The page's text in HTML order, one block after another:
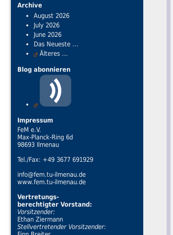
Archive
August 2026
July 2026
June 2026
Das Neueste ...
Älteres ...
Blog abonnieren
Impressum
FeM e.V.
Max-Planck-Ring 6d
98693 Ilmenau
Tel./Fax: +49 3677 691929
info@fem.tu-ilmenau.de
www.fem.tu-ilmenau.de
Vertretungs-
berechtigter Vorstand:
Vorsitzender:
Ethan Ziermann
Stellvertretender Vorsitzender: